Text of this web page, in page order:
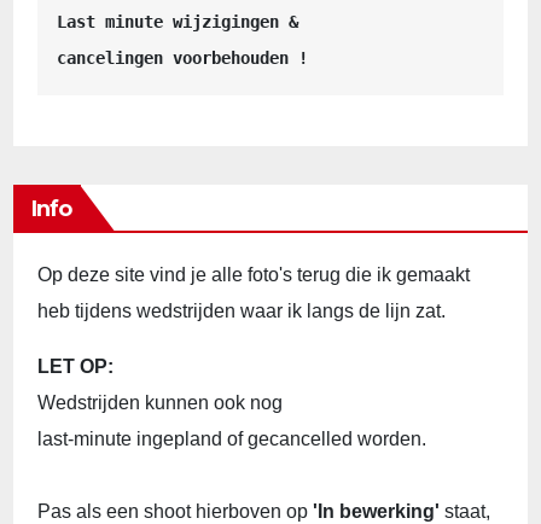
Last minute wijzigingen &
cancelingen voorbehouden !
Info
Op deze site vind je alle foto's terug die ik gemaakt
heb tijdens wedstrijden waar ik langs de lijn zat.
LET OP:
Wedstrijden kunnen ook nog
last-minute ingepland of gecancelled worden.
Pas als een shoot hierboven op 'In bewerking' staat,